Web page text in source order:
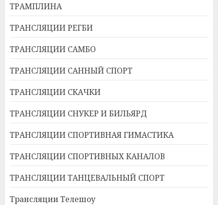
ТРАМПЛИНА
ТРАНСЛЯЦИИ РЕГБИ
ТРАНСЛЯЦИИ САМБО
ТРАНСЛЯЦИИ САННЫЙ СПОРТ
ТРАНСЛЯЦИИ СКАЧКИ
ТРАНСЛЯЦИИ СНУКЕР И БИЛЬЯРД
ТРАНСЛЯЦИИ СПОРТИВНАЯ ГИМАСТИКА
ТРАНСЛЯЦИИ СПОРТИВНЫХ КАНАЛОВ
ТРАНСЛЯЦИИ ТАНЦЕВАЛЬНЫЙ СПОРТ
Трансляции Телешоу